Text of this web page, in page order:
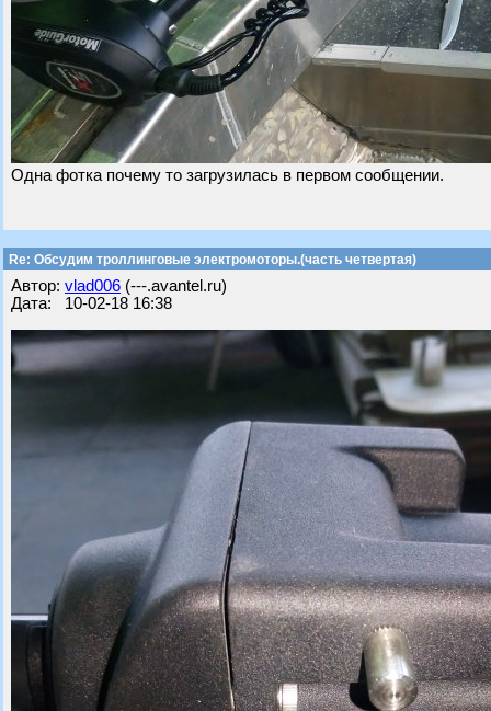
Одна фотка почему то загрузилась в первом сообщении.
Re: Обсудим троллинговые электромоторы.(часть четвертая)
Автор: vlad006 (---.avantel.ru)
Дата: 10-02-18 16:38